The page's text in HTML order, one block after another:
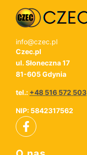
info@czec.pl
Czec.pl
ul. Słoneczna 17
81-605 Gdynia
tel.: +48 516 572 503
NIP: 5842317562
Linki w stopce